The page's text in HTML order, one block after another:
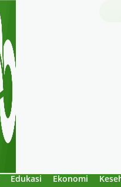
Edukasi Ekonomi